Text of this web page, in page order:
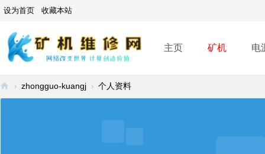
设为首页 收藏本站
主页 矿机 电
› zhongguo-kuangj › 个人资料